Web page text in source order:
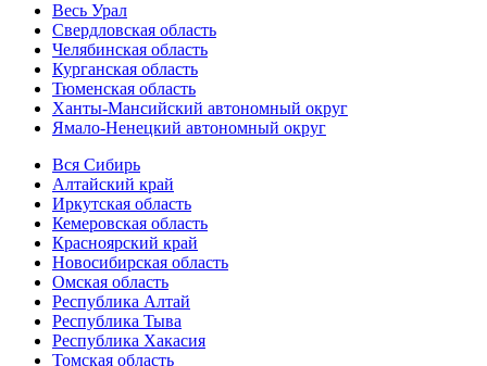
Весь Урал
Свердловская область
Челябинская область
Курганская область
Тюменская область
Ханты-Мансийский автономный округ
Ямало-Ненецкий автономный округ
Вся Сибирь
Алтайский край
Иркутская область
Кемеровская область
Красноярский край
Новосибирская область
Омская область
Республика Алтай
Республика Тыва
Республика Хакасия
Томская область